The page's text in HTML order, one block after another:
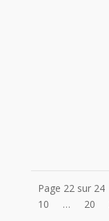
Page 22 sur 24
10
… 20